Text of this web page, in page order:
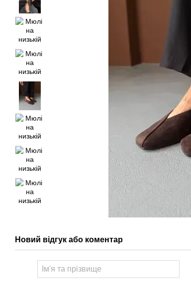
Новий відгук або коментар